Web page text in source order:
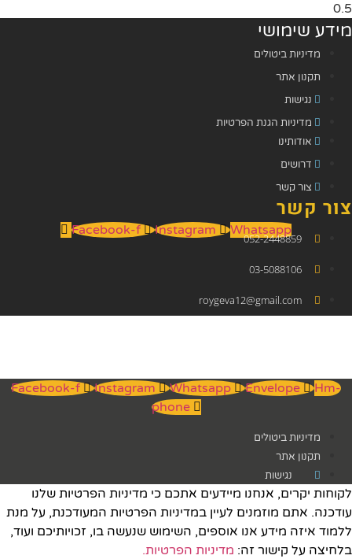
מידע שימושי
מדיניות ביטולים
תקנון אתר
נגישות
מדיניות הגנת הפרטיות
אודותינו
דרושים
צור קשר
צור קשר
Facebook-f Instagram Whatsapp
052-2448859
03-5088106
roygeva12@gmail.com
Facebook-f Instagram Whatsapp Envelope
Hm-
phone
מדיניות ביטולים
תקנון אתר
נגישות
לקוחות יקרים, אנחנו מיידעים אתכם כי מדיניות הפרטיות שלנו
עודכנה. אתם מוזמנים לעיין במדיניות הפרטיות המעודכנת, על מנת
ללמוד איזה מידע אנו אוספים, השימוש שנעשה בו, זכויותיכם ועוד,
בלחיצה על קישור זה: מדיניות הפרטיות.​